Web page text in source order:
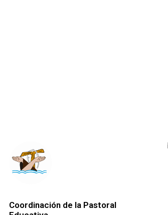
Coordinación de la Pastoral